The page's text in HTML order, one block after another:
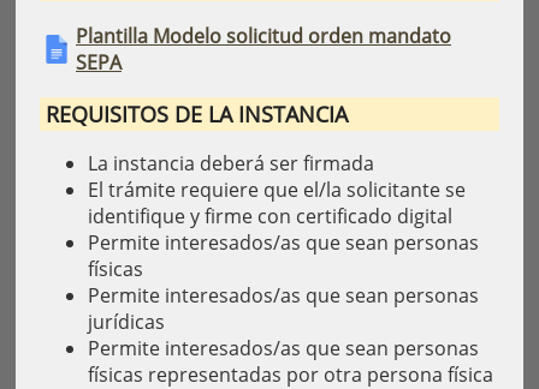
Plantilla Modelo solicitud orden mandato
SEPA
REQUISITOS DE LA INSTANCIA
La instancia deberá ser firmada
El trámite requiere que el/la solicitante se
identifique y firme con certificado digital
Permite interesados/as que sean personas
físicas
Permite interesados/as que sean personas
jurídicas
Permite interesados/as que sean personas
físicas representadas por otra persona física